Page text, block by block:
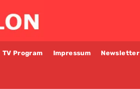
TV Program Impressum Newsletter